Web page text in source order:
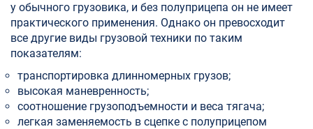
у обычного грузовика, и без полуприцепа он не имеет
практического применения. Однако он превосходит
все другие виды грузовой техники по таким
показателям:
транспортировка длинномерных грузов;
высокая маневренность;
соотношение грузоподъемности и веса тягача;
легкая заменяемость в сцепке с полуприцепом